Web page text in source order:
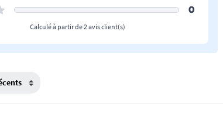
0
Calculé à partir de 2 avis client(s)